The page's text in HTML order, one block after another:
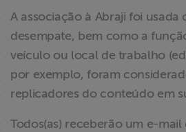
A associação à Abraji foi
desempate, bem como a
veículo ou local de trabalho
por exemplo, foram
replicadores do conteúdo em
Todos(as) receberão um e-